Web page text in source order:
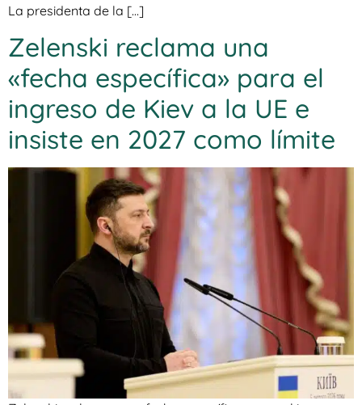
La presidenta de la […]
Zelenski reclama una
«fecha específica» para el
ingreso de Kiev a la UE e
insiste en 2027 como límite